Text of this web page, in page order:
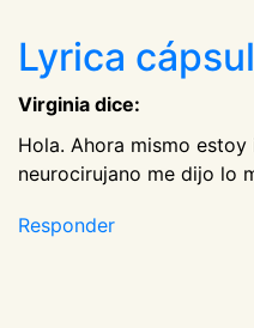
Lyrica
Virginia dice:
Hola. Ahora mismo
neurocirujano me dijo lo
Responder